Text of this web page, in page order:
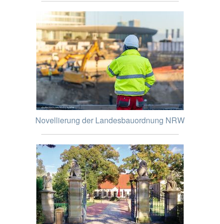
Novellierung der Landesbauordnung NRW